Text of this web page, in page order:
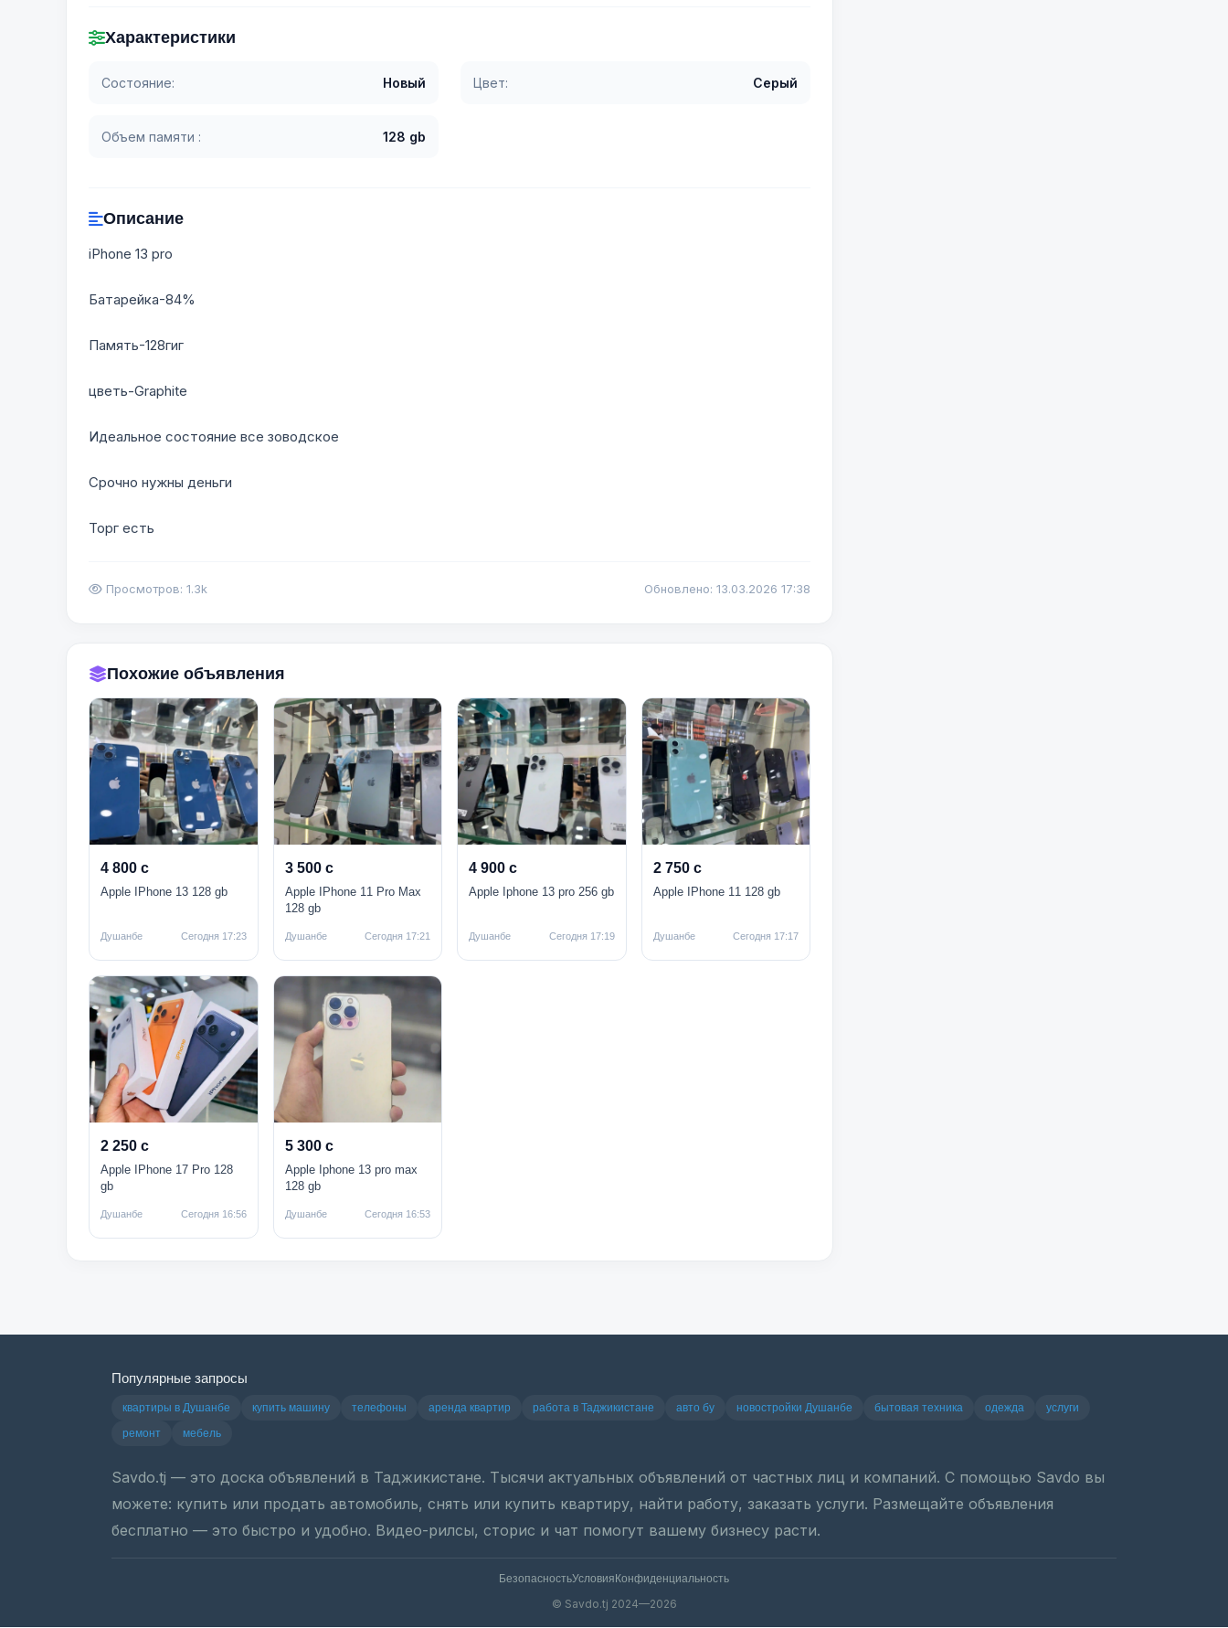
Характеристики
Состояние: Новый Цвет: Серый
Объем памяти : 128 gb
Описание
iPhone 13 pro
Батарейка-84%
Память-128гиг
цветь-Graphite
Идеальное состояние все зоводское
Срочно нужны деньги
Торг есть
Просмотров: 1.3k Обновлено: 13.03.2026 17:38
Похожие объявления
4 800 с
Apple IPhone 13 128 gb
Душанбе Сегодня 17:23
3 500 с
Apple IPhone 11 Pro Max
128 gb
Душанбе Сегодня 17:21
4 900 с
Apple Iphone 13 pro 256 gb
Душанбе Сегодня 17:19
2 750 с
Apple IPhone 11 128 gb
Душанбе Сегодня 17:17
2 250 с
Apple IPhone 17 Pro 128
gb
Душанбе Сегодня 16:56
5 300 с
Apple Iphone 13 pro max
128 gb
Душанбе Сегодня 16:53
Популярные запросы
квартиры в Душанбе купить машину телефоны аренда квартир работа в Таджикистане авто бу новостройки Душанбе бытовая техника одежда
услуги
ремонт
мебель
Savdo.tj — это доска объявлений в Таджикистане. Тысячи актуальных объявлений от частных лиц и компаний. С помощью Savdo вы
можете: купить или продать автомобиль, снять или купить квартиру, найти работу, заказать услуги. Размещайте объявления
бесплатно — это быстро и удобно. Видео-рилсы, сторис и чат помогут вашему бизнесу расти.
БезопасностьУсловия Конфиденциальность
© Savdo.tj 2024—2026